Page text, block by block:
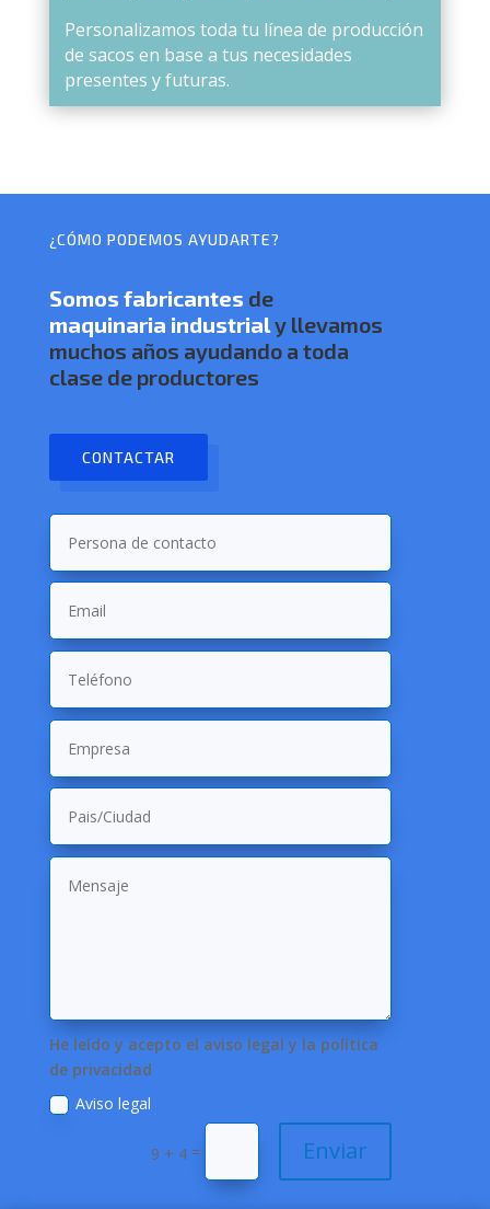
Personalizamos toda tu línea de producción
de sacos en base a tus necesidades
presentes y futuras.
¿CÓMO PODEMOS AYUDARTE?
Somos fabricantes de
maquinaria industrialy llevamos
muchos años ayudando a toda
clase de productores
CONTACTAR
He leído y acepto el aviso legal y la política
de privacidad
Aviso legal
9 + 4 = Enviar